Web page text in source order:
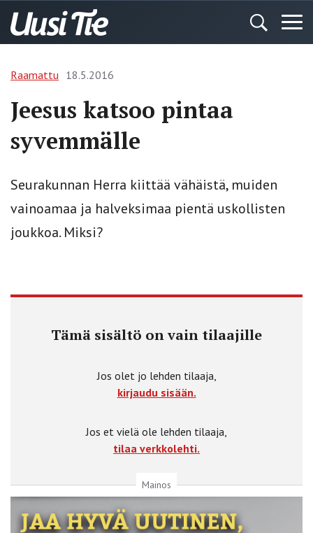
Raamattu 18.5.2016
Jeesus katsoo pintaa
syvemmälle
Seurakunnan Herra kiittää vähäistä, muiden
vainoamaa ja halveksimaa pientä uskollisten
joukkoa. Miksi?
Tämä sisältö on vain tilaajille
Jos olet jo lehden tilaaja,
kirjaudu sisään.
Jos et vielä ole lehden tilaaja,
tilaa verkkolehti.
Mainos